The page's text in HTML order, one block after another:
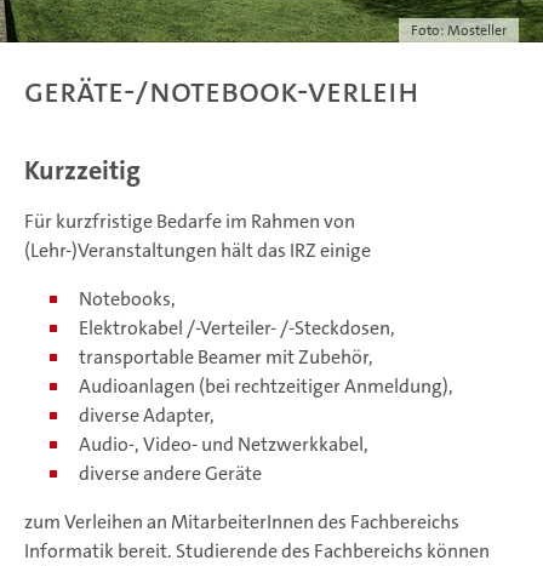
Foto: Mosteller
Geräte-/Notebook-Verleih
Kurzzeitig
Für kurzfristige Bedarfe im Rahmen von
(Lehr-)Veranstaltungen hält das IRZ einige
Notebooks,
Elektrokabel /-Verteiler- /-Steckdosen,
transportable Beamer mit Zubehör,
Audioanlagen (bei rechtzeitiger Anmeldung),
diverse Adapter,
Audio-, Video- und Netzwerkkabel,
diverse andere Geräte
zum Verleihen an MitarbeiterInnen des Fachbereichs
Informatik bereit. Studierende des Fachbereichs können